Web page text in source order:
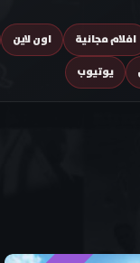
افلام مجانية اون لاين
يوتيوب